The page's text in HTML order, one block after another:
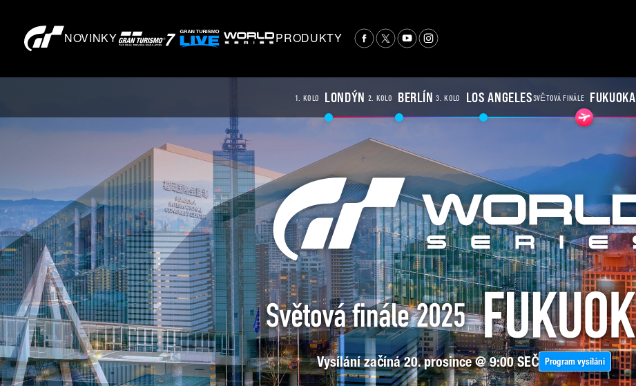
NOVINKY PRODUKTY
1. KOLO LONDÝN 2. KOLO BERLÍN 3. KOLO LOS ANGELESSVĚTOVÁ FINÁLE FUKUOKA
Vysílání začíná 20. prosince @ 9:00 SEČ Program vysílání